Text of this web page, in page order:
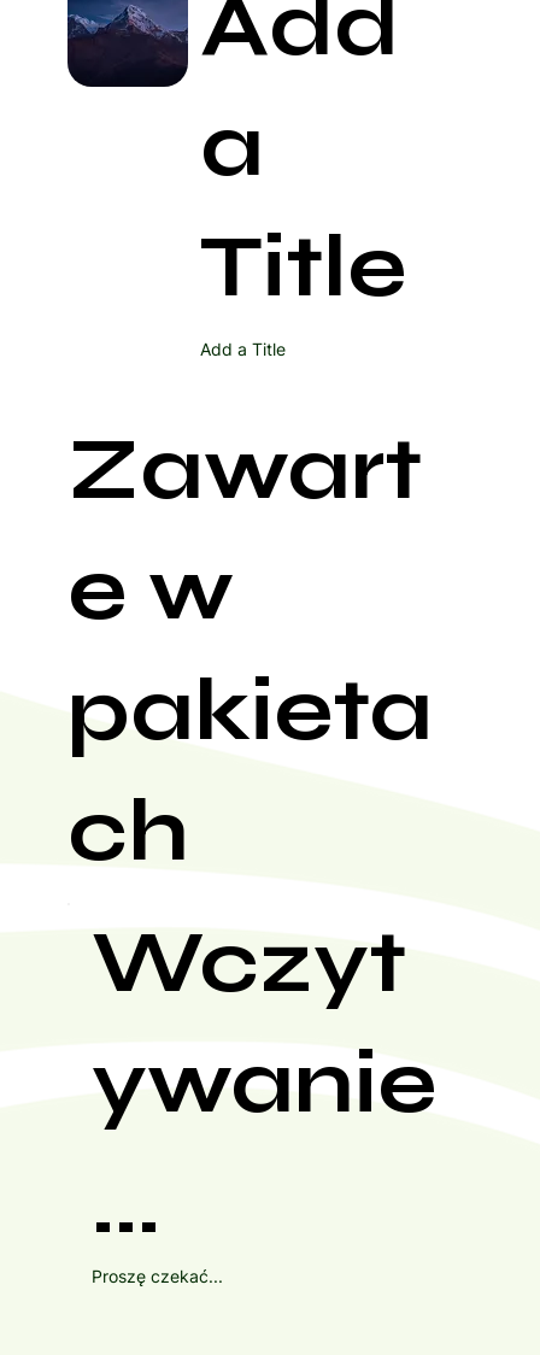
Add
a
Title
Add a Title
Zawart
e w
pakieta
ch
Wczyt
ywanie
...
Proszę czekać...